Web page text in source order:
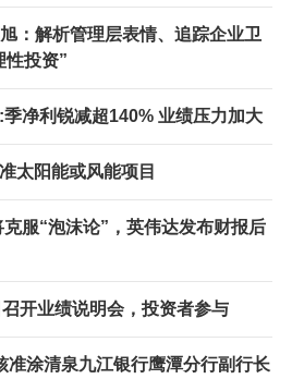
：解析管理层表情、追踪企业卫
性投资”
净利锐减超140% 业绩压力加大
太阳能或风能项目
服“泡沫论”，英伟达发布财报后
开业绩说明会，投资者参与
涂清泉九江银行鹰潭分行副行长